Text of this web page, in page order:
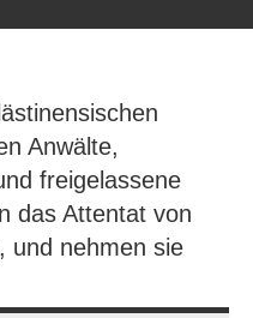
Anwälte,
freigelassene
das Attentat von
und nehmen sie